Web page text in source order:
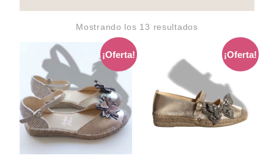
Mostrando los 13 resultados
¡Oferta! ¡Oferta!